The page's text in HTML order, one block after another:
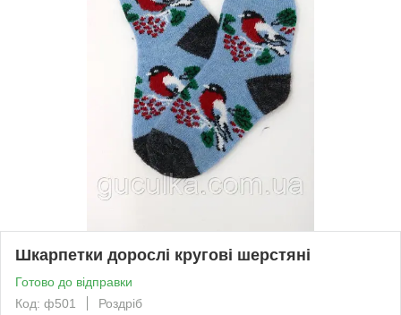
Шкарпетки дорослі кругові шерстяні
Готово до відправки
Код: ф501
Роздріб